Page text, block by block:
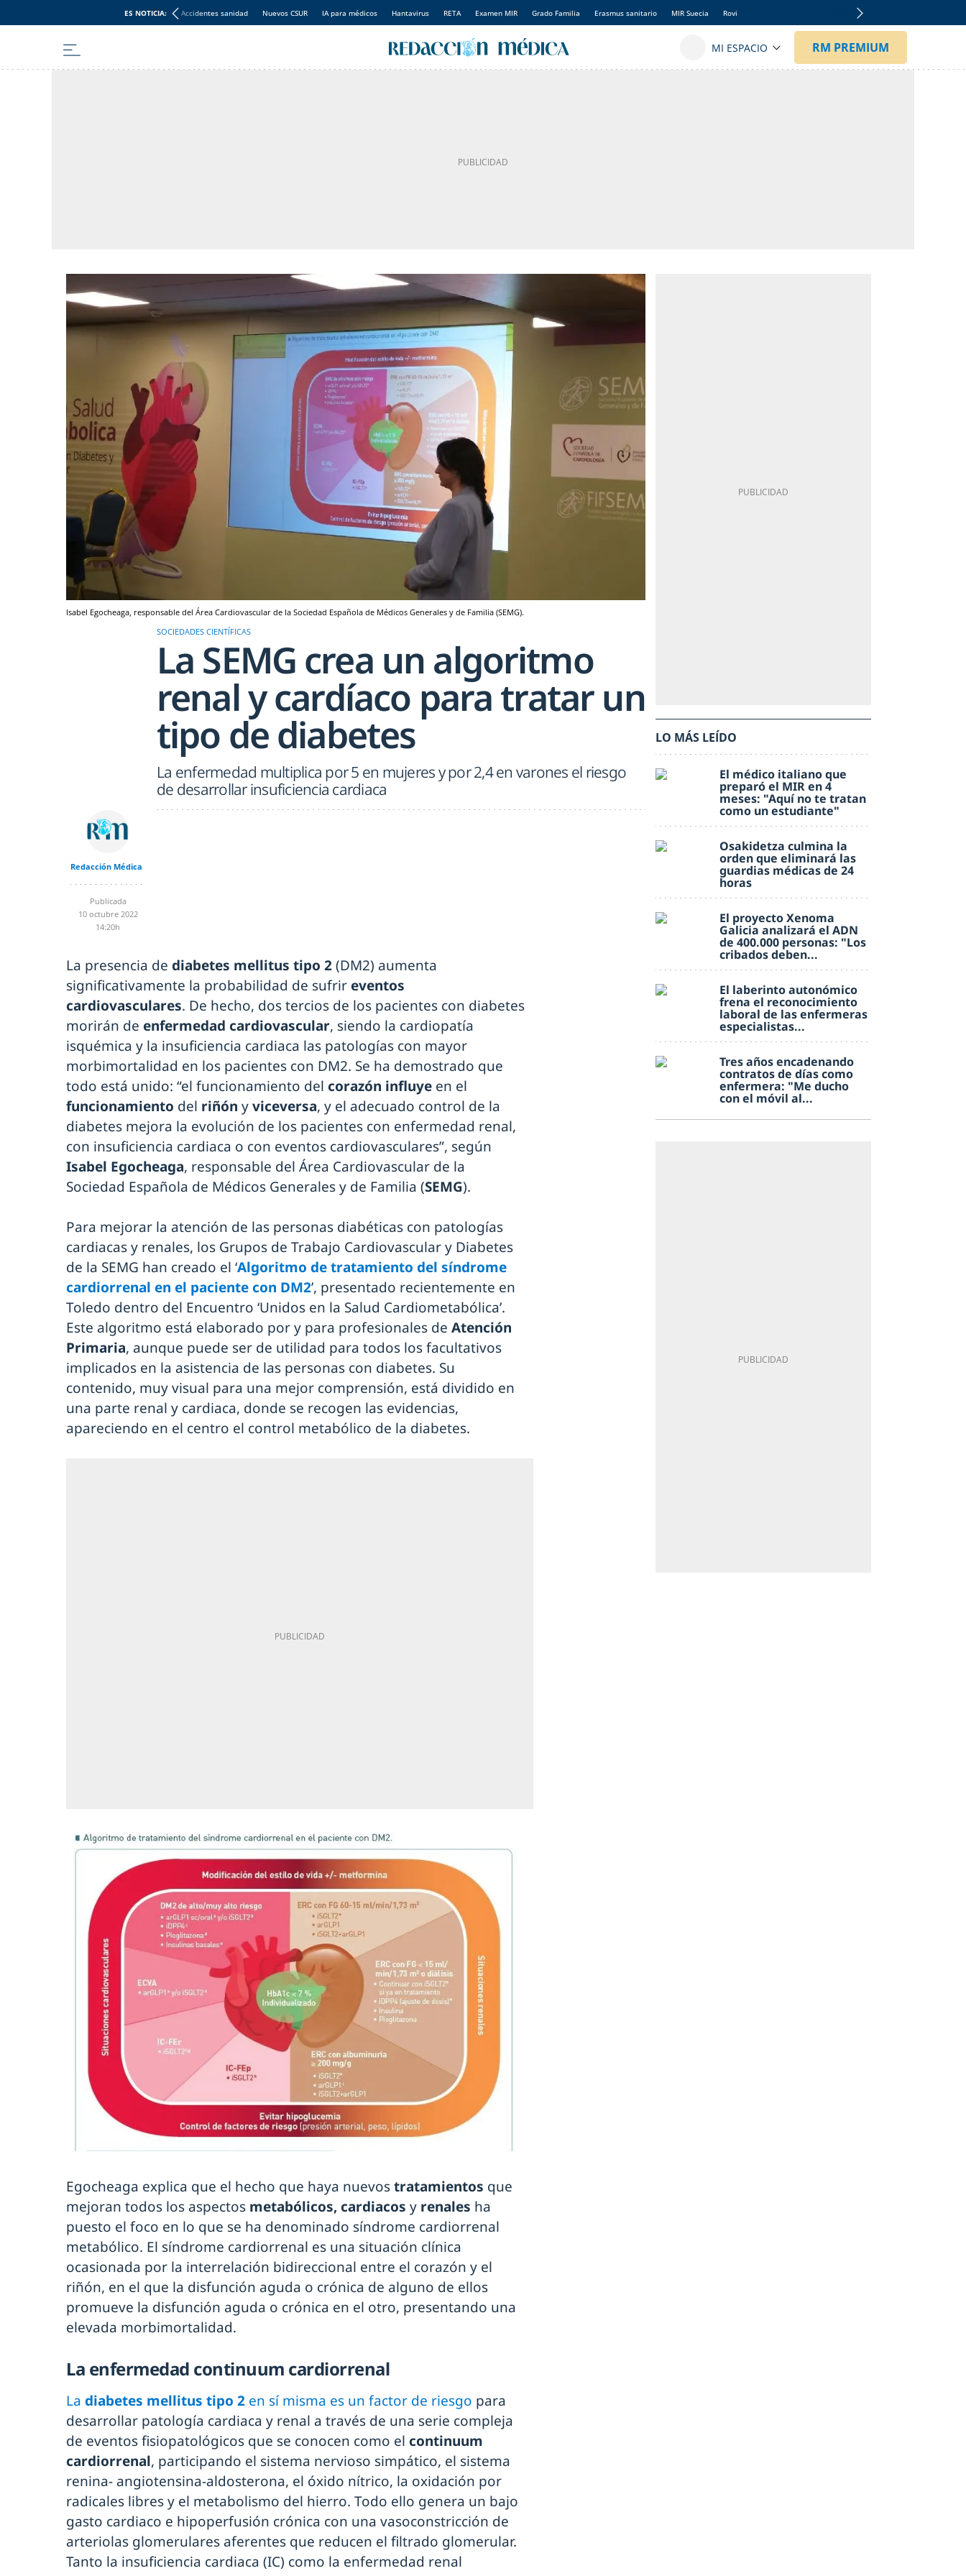
ES NOTICIA: Accidentes sanidad Nuevos CSUR IA para médicos Hantavirus RETA Examen MIR Grado Familia Erasmus sanitario MIR Suecia Rovi
Isabel Egocheaga, responsable del Área Cardiovascular de la Sociedad Española de Médicos Generales y de Familia (SEMG).
SOCIEDADES CIENTÍFICAS
La SEMG crea un algoritmo
renal y cardíaco para tratar un
tipo de diabetes
La enfermedad multiplica por 5 en mujeres y por 2,4 en varones el riesgo
de desarrollar insuficiencia cardiaca
Redacción Médica
Publicada
10 octubre 2022
14:20h
La presencia de diabetes mellitus tipo 2(DM2) aumenta
significativamente la probabilidad de sufrir eventos
cardiovasculares. De hecho, dos tercios de los pacientes con diabetes
morirán de enfermedad cardiovascular, siendo la cardiopatía
isquémica y la insuficiencia cardiaca las patologías con mayor
morbimortalidad en los pacientes con DM2. Se ha demostrado que
todo está unido: “el funcionamiento del corazón influye en el
funcionamiento del riñón yviceversa, y el adecuado control de la
diabetes mejora la evolución de los pacientes con enfermedad renal,
con insuficiencia cardiaca o con eventos cardiovasculares”, según
Isabel Egocheaga, responsable del Área Cardiovascular de la
Sociedad Española de Médicos Generales y de Familia (SEMG).
Para mejorar la atención de las personas diabéticas con patologías
cardiacas y renales, los Grupos de Trabajo Cardiovascular y Diabetes
de la SEMG han creado el ‘Algoritmo de tratamiento del síndrome
cardiorrenal en el paciente con DM2’, presentado recientemente en
Toledo dentro del Encuentro ‘Unidos en la Salud Cardiometabólica’.
Este algoritmo está elaborado por y para profesionales de Atención
Primaria, aunque puede ser de utilidad para todos los facultativos
implicados en la asistencia de las personas con diabetes. Su
contenido, muy visual para una mejor comprensión, está dividido en
una parte renal y cardiaca, donde se recogen las evidencias,
apareciendo en el centro el control metabólico de la diabetes.
Egocheaga explica que el hecho que haya nuevostratamientos que
mejoran todos los aspectos metabólicos, cardiacos y renales ha
puesto el foco en lo que se ha denominado síndrome cardiorrenal
metabólico. El síndrome cardiorrenal es una situación clínica
ocasionada por la interrelación bidireccional entre el corazón y el
riñón, en el que la disfunción aguda o crónica de alguno de ellos
promueve la disfunción aguda o crónica en el otro, presentando una
elevada morbimortalidad.
La enfermedad continuum cardiorrenal
La diabetes mellitus tipo 2 en sí misma es un factor de riesgo para
desarrollar patología cardiaca y renal a través de una serie compleja
de eventos fisiopatológicos que se conocen como el continuum
cardiorrenal, participando el sistema nervioso simpático, el sistema
renina- angiotensina-aldosterona, el óxido nítrico, la oxidación por
radicales libres y el metabolismo del hierro. Todo ello genera un bajo
gasto cardiaco e hipoperfusión crónica con una vasoconstricción de
arteriolas glomerulares aferentes que reducen el filtrado glomerular.
Tanto la insuficiencia cardiaca (IC) como la enfermedad renal
LO MÁS LEÍDO
El médico italiano que
preparó el MIR en 4
meses: "Aquí no te tratan
como un estudiante"
Osakidetza culmina la
orden que eliminará las
guardias médicas de 24
horas
El proyecto Xenoma
Galicia analizará el ADN
de 400.000 personas: "Los
cribados deben...
El laberinto autonómico
frena el reconocimiento
laboral de las enfermeras
especialistas...
Tres años encadenando
contratos de días como
enfermera: "Me ducho
con el móvil al...